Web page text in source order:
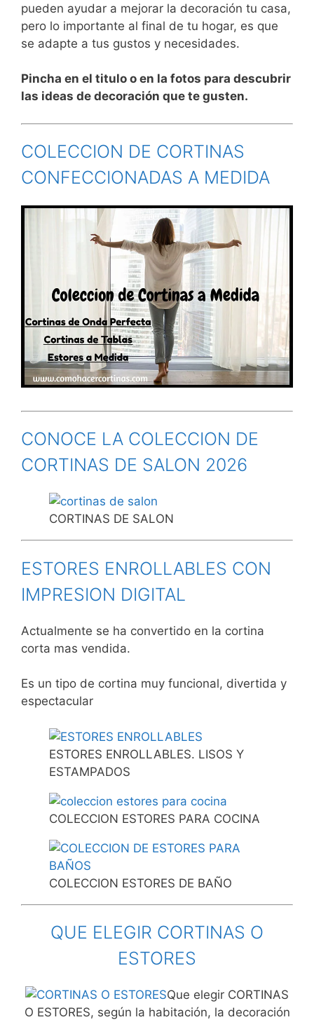
pueden ayudar a mejorar la decoración tu casa,
pero lo importante al final de tu hogar, es que
se adapte a tus gustos y necesidades.
Pincha en el titulo o en la fotos para descubrir
las ideas de decoración que te gusten.
COLECCION DE CORTINAS
CONFECCIONADAS A MEDIDA
CONOCE LA COLECCION DE
CORTINAS DE SALON 2026
CORTINAS DE SALON
ESTORES ENROLLABLES CON
IMPRESION DIGITAL
Actualmente se ha convertido en la cortina
corta mas vendida.
Es un tipo de cortina muy funcional, divertida y
espectacular
ESTORES ENROLLABLES. LISOS Y
ESTAMPADOS
COLECCION ESTORES PARA COCINA
COLECCION ESTORES DE BAÑO
QUE ELEGIR CORTINAS O
ESTORES
Que elegir CORTINAS
O ESTORES, según la habitación, la decoración